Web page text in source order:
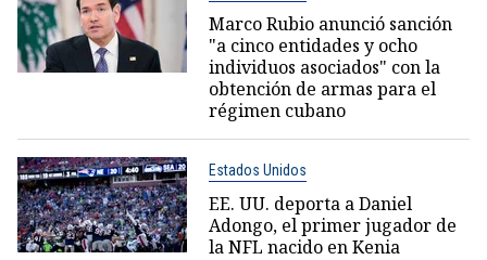
Marco Rubio anunció sanción
"a cinco entidades y ocho
individuos asociados" con la
obtención de armas para el
régimen cubano
Estados Unidos
EE. UU. deporta a Daniel
Adongo, el primer jugador de
la NFL nacido en Kenia